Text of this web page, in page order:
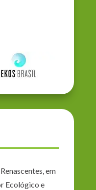
em
Ecológico e